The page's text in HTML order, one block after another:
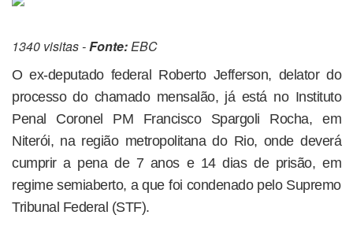
1340 visitas -Fonte:EBC
O ex-deputado federal Roberto Jefferson, delator do
processo do chamado mensalão, já está no Instituto
Penal Coronel PM Francisco Spargoli Rocha, em
Niterói, na região metropolitana do Rio, onde deverá
cumprir a pena de 7 anos e 14 dias de prisão, em
regime semiaberto, a que foi condenado pelo Supremo
Tribunal Federal (STF).